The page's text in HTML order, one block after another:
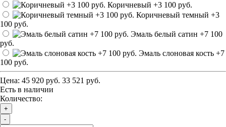
Коричневый +3 100 руб.
Коричневый темный +3
100 руб.
Эмаль белый сатин +7 100
руб.
Эмаль слоновая кость +7
100 руб.
Цена: 45 920 руб. 33 521 руб.
Есть в наличии
Количество:
+
-